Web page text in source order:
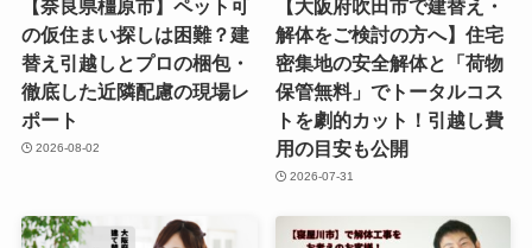
【奈良県橿原市】ペット可
の仮住まい探しは困難？建
替え引越しとプロの梱包・
徹底した近隣配慮の現場レ
ポート
2026-08-02
【大阪府吹田市で建替え・
解体をご検討の方へ】住宅
密集地の安全解体と「荷物
保管無料」でトータルコス
トを劇的カット！引越し費
用の目安も公開
2026-07-31